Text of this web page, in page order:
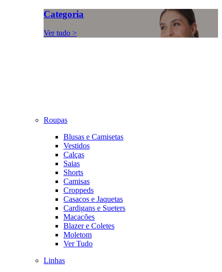
Categoria
Ver tudo >
Roupas
Blusas e Camisetas
Vestidos
Calças
Saias
Shorts
Camisas
Croppeds
Casacos e Jaquetas
Cardigans e Sueters
Macacões
Blazer e Coletes
Moletom
Ver Tudo
Linhas